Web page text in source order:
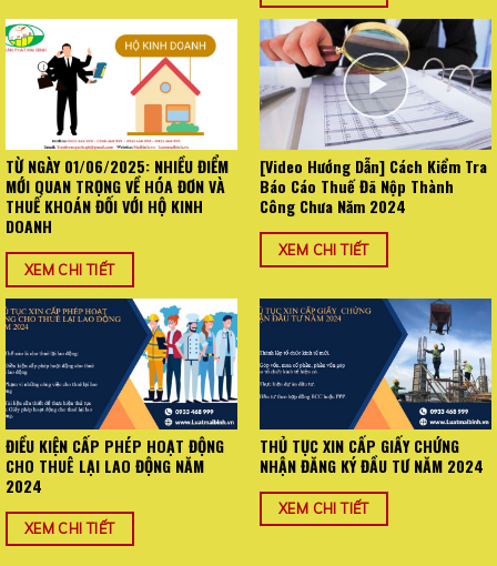
TỪ NGÀY 01/06/2025: NHIỀU ĐIỂM
MỚI QUAN TRỌNG VỀ HÓA ĐƠN VÀ
THUẾ KHOÁN ĐỐI VỚI HỘ KINH
DOANH
XEM CHI TIẾT
[Video Hướng Dẫn] Cách Kiểm Tra
Báo Cáo Thuế Đã Nộp Thành
Công Chưa Năm 2024
XEM CHI TIẾT
ĐIỀU KIỆN CẤP PHÉP HOẠT ĐỘNG
CHO THUÊ LẠI LAO ĐỘNG NĂM
2024
XEM CHI TIẾT
THỦ TỤC XIN CẤP GIẤY CHỨNG
NHẬN ĐĂNG KÝ ĐẦU TƯ NĂM 2024
XEM CHI TIẾT